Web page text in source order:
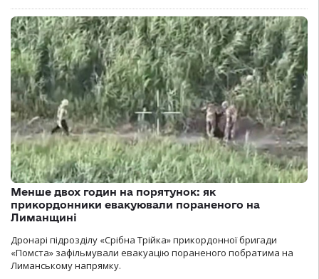
Менше двох годин на порятунок: як
прикордонники евакуювали пораненого на
Лиманщині
Дронарі підрозділу «Срібна Трійка» прикордонної бригади
«Помста» зафільмували евакуацію пораненого побратима на
Лиманському напрямку.